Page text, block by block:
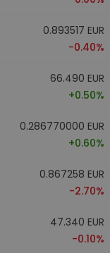
0.893517 EUR
-0.40%
66.490 EUR
+0.50%
0.286770000 EUR
+0.60%
0.867258 EUR
-2.70%
47.340 EUR
-0.10%